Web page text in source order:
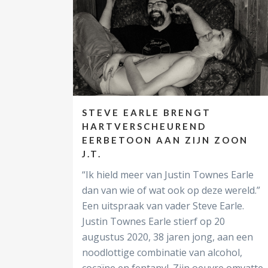
STEVE EARLE BRENGT
HARTVERSCHEUREND
EERBETOON AAN ZIJN ZOON
J.T.
“Ik hield meer van Justin Townes Earle
dan van wie of wat ook op deze wereld.”
Een uitspraak van vader Steve Earle.
Justin Townes Earle stierf op 20
augustus 2020, 38 jaren jong, aan een
noodlottige combinatie van alcohol,